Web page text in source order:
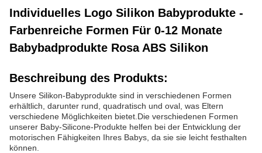
Individuelles Logo Silikon Babyprodukte -
Farbenreiche Formen Für 0-12 Monate
Babybadprodukte Rosa ABS Silikon
Beschreibung des Produkts:
Unsere Silikon-Babyprodukte sind in verschiedenen Formen
erhältlich, darunter rund, quadratisch und oval, was Eltern
verschiedene Möglichkeiten bietet.Die verschiedenen Formen
unserer Baby-Silicone-Produkte helfen bei der Entwicklung der
motorischen Fähigkeiten Ihres Babys, da sie sie leicht festhalten
können.